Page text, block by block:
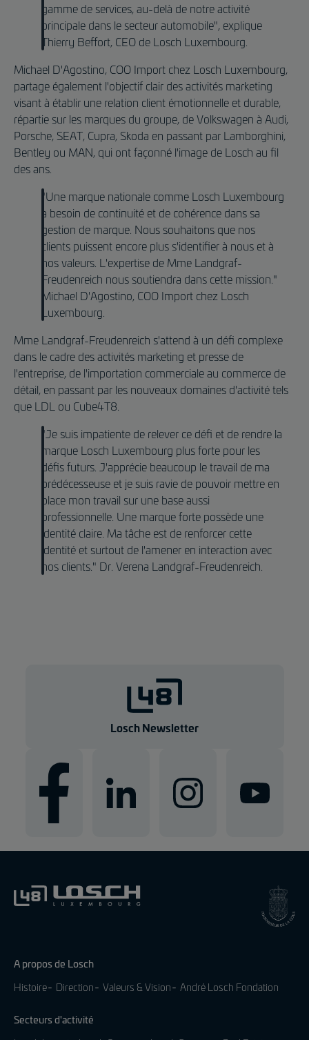
gamme de services, au-delà de notre activité
principale dans le secteur automobile", explique
Thierry Beffort, CEO de Losch Luxembourg.
Michael D'Agostino, COO Import chez Losch Luxembourg,
partage également l'objectif clair des activités marketing
visant à établir une relation client émotionnelle et durable,
répartie sur les marques du groupe, de Volkswagen à Audi,
Porsche, SEAT, Cupra, Skoda en passant par Lamborghini,
Bentley ou MAN, qui ont façonné l'image de Losch au fil
des ans.
"Une marque nationale comme Losch Luxembourg
a besoin de continuité et de cohérence dans sa
gestion de marque. Nous souhaitons que nos
clients puissent encore plus s'identifier à nous et à
nos valeurs. L'expertise de Mme Landgraf-
Freudenreich nous soutiendra dans cette mission."
Michael D'Agostino, COO Import chez Losch
Luxembourg.
Mme Landgraf-Freudenreich s'attend à un défi complexe
dans le cadre des activités marketing et presse de
l'entreprise, de l'importation commerciale au commerce de
détail, en passant par les nouveaux domaines d'activité tels
que LDL ou Cube4T8.
"Je suis impatiente de relever ce défi et de rendre la
marque Losch Luxembourg plus forte pour les
défis futurs. J'apprécie beaucoup le travail de ma
prédécesseuse et je suis ravie de pouvoir mettre en
place mon travail sur une base aussi
professionnelle. Une marque forte possède une
identité claire. Ma tâche est de renforcer cette
identité et surtout de l'amener en interaction avec
nos clients." Dr. Verena Landgraf-Freudenreich.
Losch Newsletter
A propos de Losch
Histoire Direction Valeurs & Vision André Losch Fondation
Secteurs d'activité